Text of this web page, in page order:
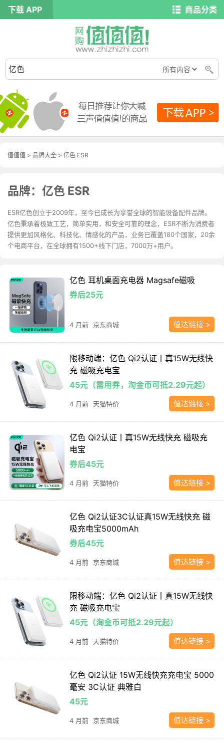
下载 APP 商品分类
值值值 > 品牌大全 > 亿色 ESR
品牌：亿色 ESR
ESR亿色创立于2009年，至今已成长为享誉全球的智能设备配件品牌。
亿色秉承着极致工艺，简单实用，和安全可靠的理念，ESR不断为消费者
提供更加风格化、科技化、情感化的产品，业务已覆盖180个国家，20余
个电商平台，在全球拥有1500+线下门店，7000万+用户。
亿色 耳机桌面充电器 Magsafe磁吸
券后25元
4 月前 京东商城 值达链接 >
限移动端：亿色 Qi2认证丨真15W无线快
充 磁吸充电宝
45元（需用券，淘金币可抵2.29元起）
4 月前 天猫特价 值达链接 >
亿色 Qi2认证丨真15W无线快充 磁吸充
电宝
券后45元
4 月前 天猫特价 值达链接 >
亿色 Qi2认证3C认证真15W无线快充 磁
吸充电宝5000mAh
券后45元
4 月前 京东商城 值达链接 >
限移动端：亿色 Qi2认证丨真15W无线快
充 磁吸充电宝
45元（淘金币可抵2.29元起）
4 月前 天猫特价 值达链接 >
亿色 Qi2认证 15W无线快充充电宝 5000
毫安 3C认证 典雅白
45元
4 月前 京东商城 值达链接 >